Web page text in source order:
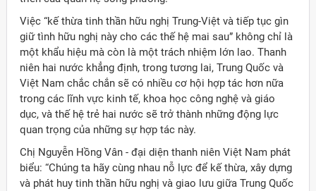
Việc “kế thừa tinh thần hữu nghị Trung-Việt và tiếp tục gìn
giữ tình hữu nghị này cho các thế hệ mai sau” không chỉ là
một khẩu hiệu mà còn là một trách nhiệm lớn lao. Thanh
niên hai nước khẳng định, trong tương lai, Trung Quốc và
Việt Nam chắc chắn sẽ có nhiều cơ hội hợp tác hơn nữa
trong các lĩnh vực kinh tế, khoa học công nghệ và giáo
dục, và thế hệ trẻ hai nước sẽ trở thành những động lực
quan trọng của những sự hợp tác này.
Chị Nguyễn Hồng Vân - đại diện thanh niên Việt Nam phát
biểu: “Chúng ta hãy cùng nhau nỗ lực để kế thừa, xây dựng
và phát huy tinh thần hữu nghị và giao lưu giữa Trung Quốc